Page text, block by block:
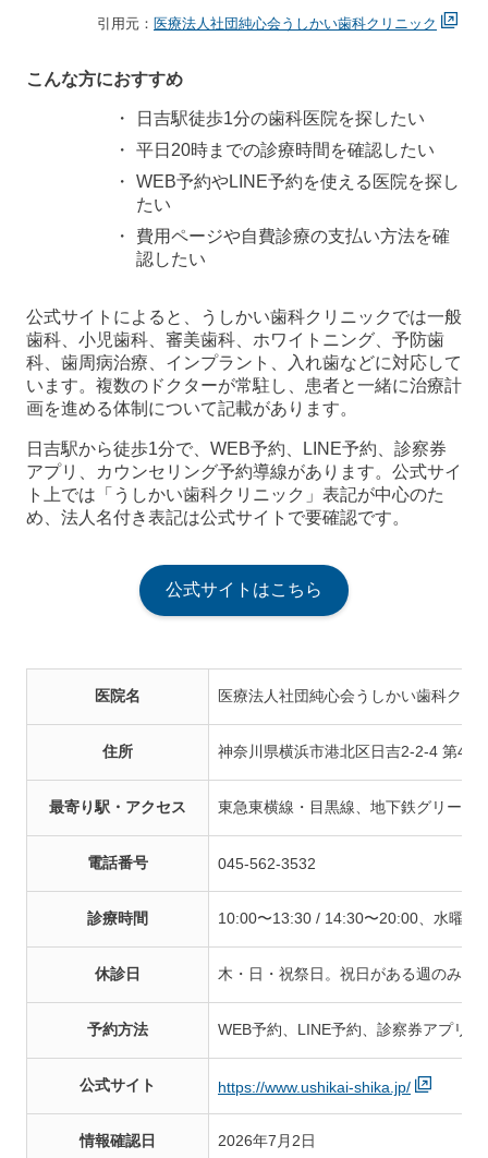
引用元： 医療法人社団純心会うしかい歯科クリニック
こんな方におすすめ
日吉駅徒歩1分の歯科医院を探したい
平日20時までの診療時間を確認したい
WEB予約やLINE予約を使える医院を探し
たい
費用ページや自費診療の支払い方法を確
認したい
公式サイトによると、うしかい歯科クリニックでは一般
歯科、小児歯科、審美歯科、ホワイトニング、予防歯
科、歯周病治療、インプラント、入れ歯などに対応して
います。複数のドクターが常駐し、患者と一緒に治療計
画を進める体制について記載があります。
日吉駅から徒歩1分で、WEB予約、LINE予約、診察券
アプリ、カウンセリング予約導線があります。公式サイ
ト上では「うしかい歯科クリニック」表記が中心のた
め、法人名付き表記は公式サイトで要確認です。
公式サイトはこちら
医院名 医療法人社団純心会うしかい歯科クリ
住所 神奈川県横浜市港北区日吉2-2-4 第47
最寄り駅・アクセス 東急東横線・目黒線、地下鉄グリーン
電話番号 045-562-3532
診療時間 10:00〜13:30 / 14:30〜20:00、水曜午
休診日 木・日・祝祭日。祝日がある週のみ木
予約方法 WEB予約、LINE予約、診察券アプリ
公式サイト https://www.ushikai-shika.jp/
情報確認日 2026年7月2日